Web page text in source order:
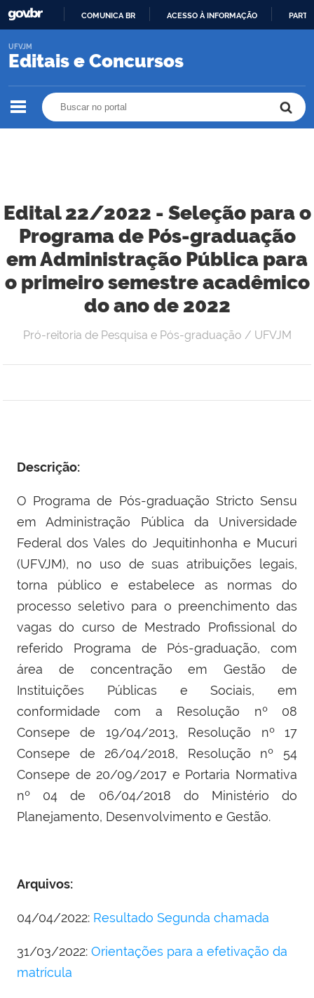
O
COMUNICA BR ACESSO À INFORMAÇÃO
Editais e Concursos
UFVJM
Edital 22/2022 - Seleção para o
Programa de Pós-graduação
em Administração Pública para
o primeiro semestre acadêmico
do ano de 2022
Pró-reitoria de Pesquisa e Pós-graduação / UFVJM
Descrição:
O Programa de Pós-graduação Stricto Sensu
em Administração Pública da Universidade
Federal dos Vales do Jequitinhonha e Mucuri
(UFVJM), no uso de suas atribuições legais,
torna público e estabelece as normas do
processo seletivo para o preenchimento das
vagas do curso de Mestrado Profissional do
referido Programa de Pós-graduação, com
área de concentração em Gestão de
Instituições Públicas e Sociais, em
conformidade com a Resolução nº 08
Consepe de 19/04/2013, Resolução nº 17
Consepe de 26/04/2018, Resolução nº 54
Consepe de 20/09/2017 e Portaria Normativa
nº 04 de 06/04/2018 do Ministério do
Planejamento, Desenvolvimento e Gestão.
Arquivos:
04/04/2022: Resultado Segunda chamada
31/03/2022: Orientações para a efetivação da
matrícula